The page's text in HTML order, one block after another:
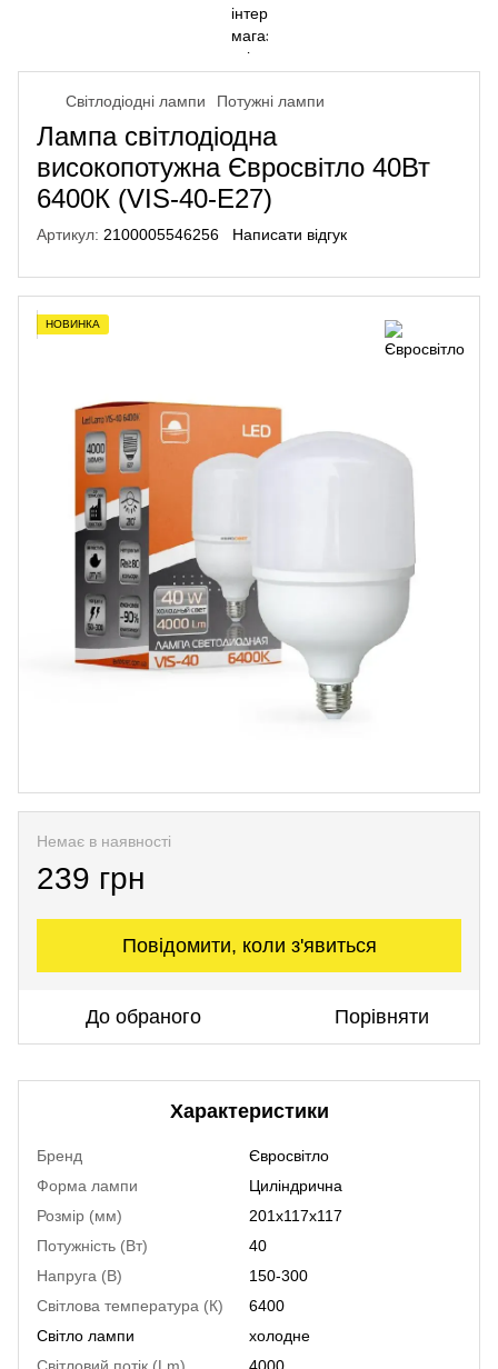
Світлодіодні лампи Потужні лампи
Лампа світлодіодна
високопотужна Євросвітло 40Вт
6400К (VIS-40-E27)
Артикул: 2100005546256 Написати відгук
НОВИНКА
Немає в наявності
239 грн
Повідомити, коли з'явиться
До обраного Порівняти
Характеристики
Бренд
Євросвітло
Форма лампи
Циліндрична
Розмір (мм)
201x117x117
Потужність (Вт)
40
Напруга (В)
150-300
Світлова температура (К)
6400
Світло лампи
холодне